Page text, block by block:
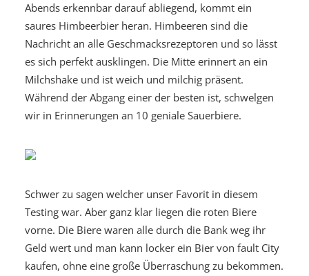
Abends erkennbar darauf abliegend, kommt ein
saures Himbeerbier heran. Himbeeren sind die
Nachricht an alle Geschmacksrezeptoren und so lässt
es sich perfekt ausklingen. Die Mitte erinnert an ein
Milchshake und ist weich und milchig präsent.
Während der Abgang einer der besten ist, schwelgen
wir in Erinnerungen an 10 geniale Sauerbiere.
Schwer zu sagen welcher unser Favorit in diesem
Testing war. Aber ganz klar liegen die roten Biere
vorne. Die Biere waren alle durch die Bank weg ihr
Geld wert und man kann locker ein Bier von fault City
kaufen, ohne eine große Überraschung zu bekommen.